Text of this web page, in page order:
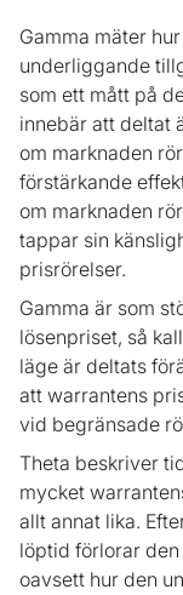
Gamma mäter
underliggande
som ett mått på
innebär att deltat
om marknaden
förstärkande
om marknaden
tappar sin
prisrörelser.
Gamma är som
lösenpriset, så
läge är deltats
att warrantens
vid begränsade
Theta beskriver
mycket
allt annat lika.
löptid förlorar
oavsett hur den